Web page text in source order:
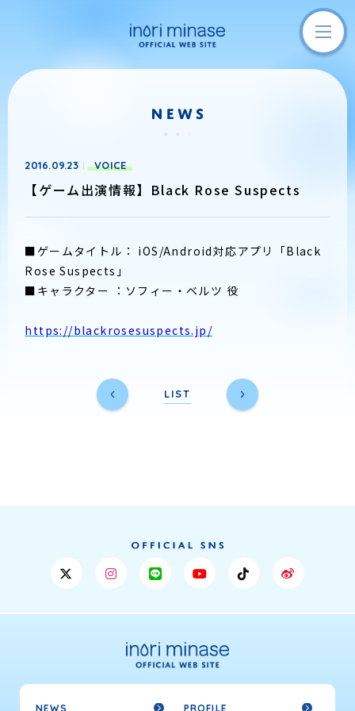
2016.09.23 VOICE
【ゲーム出演情報】Black Rose Suspects
■ゲームタイトル： iOS/Android対応アプリ「Black
Rose Suspects」
■キャラクター ：ソフィー・ベルツ 役
https://blackrosesuspects.jp/
LIST
NEWS PROFILE